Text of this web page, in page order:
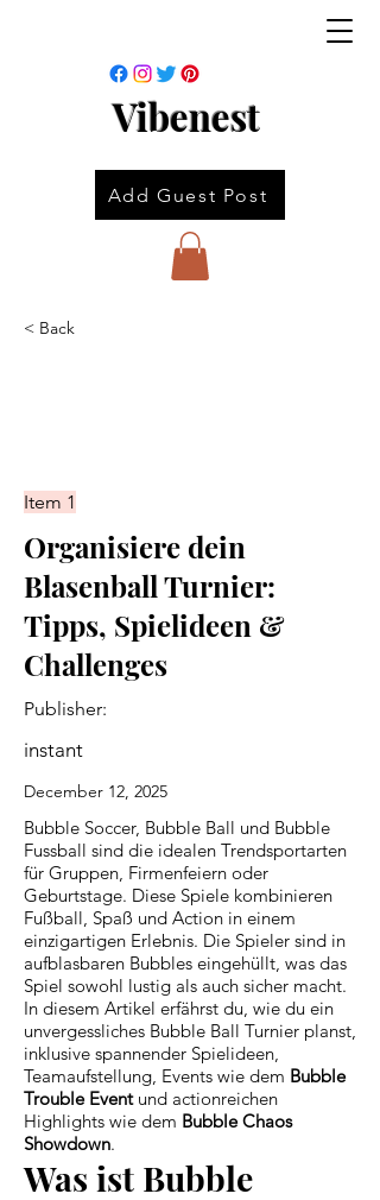
Vibenest
Add Guest Post
< Back
Item 1
Organisiere dein
Blasenball Turnier:
Tipps, Spielideen &
Challenges
Publisher:
instant
December 12, 2025
Bubble Soccer, Bubble Ball und Bubble
Fussball sind die idealen Trendsportarten
für Gruppen, Firmenfeiern oder
Geburtstage. Diese Spiele kombinieren
Fußball, Spaß und Action in einem
einzigartigen Erlebnis. Die Spieler sind in
aufblasbaren Bubbles eingehüllt, was das
Spiel sowohl lustig als auch sicher macht.
In diesem Artikel erfährst du, wie du ein
unvergessliches Bubble Ball Turnier planst,
inklusive spannender Spielideen,
Teamaufstellung, Events wie dem Bubble
Trouble Eventund actionreichen
Highlights wie dem Bubble Chaos
Showdown.
Was ist Bubble